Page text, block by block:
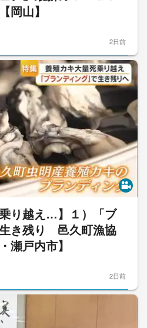
岡山】
2日前
乗り越え…】１）「ブ
き残り 邑久町漁協
瀬戸内市】
2日前